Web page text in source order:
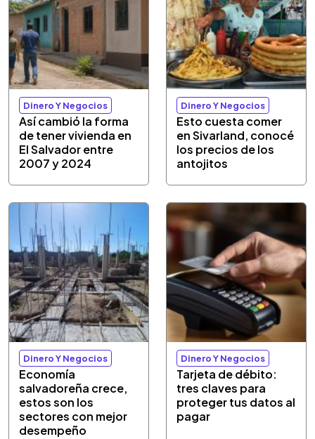
Dinero Y Negocios
Así cambió la forma
de tener vivienda en
El Salvador entre
2007 y 2024
Dinero Y Negocios
Esto cuesta comer
en Sivarland, conocé
los precios de los
antojitos
Dinero Y Negocios
Economía
salvadoreña crece,
estos son los
sectores con mejor
desempeño
Dinero Y Negocios
Tarjeta de débito:
tres claves para
proteger tus datos al
pagar